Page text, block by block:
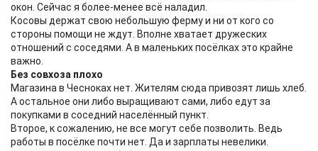
окон. Сейчас я более-менее всё наладил.
Косовы держат свою небольшую ферму и ни от кого со
стороны помощи не ждут. Вполне хватает дружеских
отношений с соседями. А в маленьких посёлках это крайне
важно.
Без совхоза плохо
Магазина в Чесноках нет. Жителям сюда привозят лишь хлеб.
А остальное они либо выращивают сами, либо едут за
покупками в соседний населённый пункт.
Второе, к сожалению, не все могут себе позволить. Ведь
работы в посёлке почти нет. Да и зарплаты невелики.